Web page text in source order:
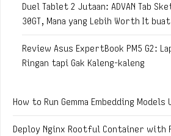
Duel Tablet 2 Jutaan: ADVAN Tab
30GT, Mana yang Lebih Worth It
Review Asus ExpertBook PM5 G2:
Ringan tapi Gak Kaleng-kaleng
How to Run Gemma Embedding Models
Deploy Nginx Rootful Container with